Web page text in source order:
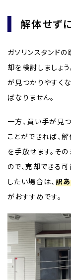
解体せず
ガソリンスタンド
却を検討しましょ
が見つかりやすく
ばなりません。
一方、買い手が見
ことができれば、
を手放せます。そ
ので、売却できる
したい場合は、 訳
がおすすめです。